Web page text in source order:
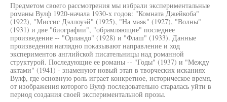
Предметом своего рассмотрения мы избрали экспериментальные
романы Вулф 1920-начала 1930-х годов: "Комната Джейкоба"
(1922), "Миссис Дэллоуэй" (1925), "На маяк" (1927), "Волны"
(1931) и две "биографии", "обрамляющие" последнее
произведение -- "Орландо" (1928) и "Флаш" (1933). Данные
произведения наглядно показывают направление и ход
экспериментов английской писательницы над романной
структурой. Последующие ее романы -- "Годы" (1937) и "Между
актами" (1941) - знаменуют новый этап в творческих исканиях
Вулф, где основную роль играет конкретное, историческое время,
от изображения которого Вулф последовательно старалась уйти в
период создания своей экспериментальной прозы.